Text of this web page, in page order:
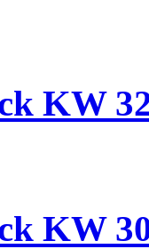
KW
KW